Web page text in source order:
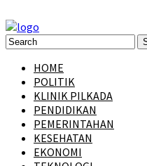
HOME
POLITIK
KLINIK PILKADA
PENDIDIKAN
PEMERINTAHAN
KESEHATAN
EKONOMI